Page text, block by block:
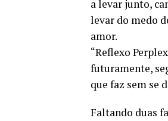
a levar junto,
levar do medo
amor.
“Reflexo
futuramente,
que faz sem se
Faltando duas